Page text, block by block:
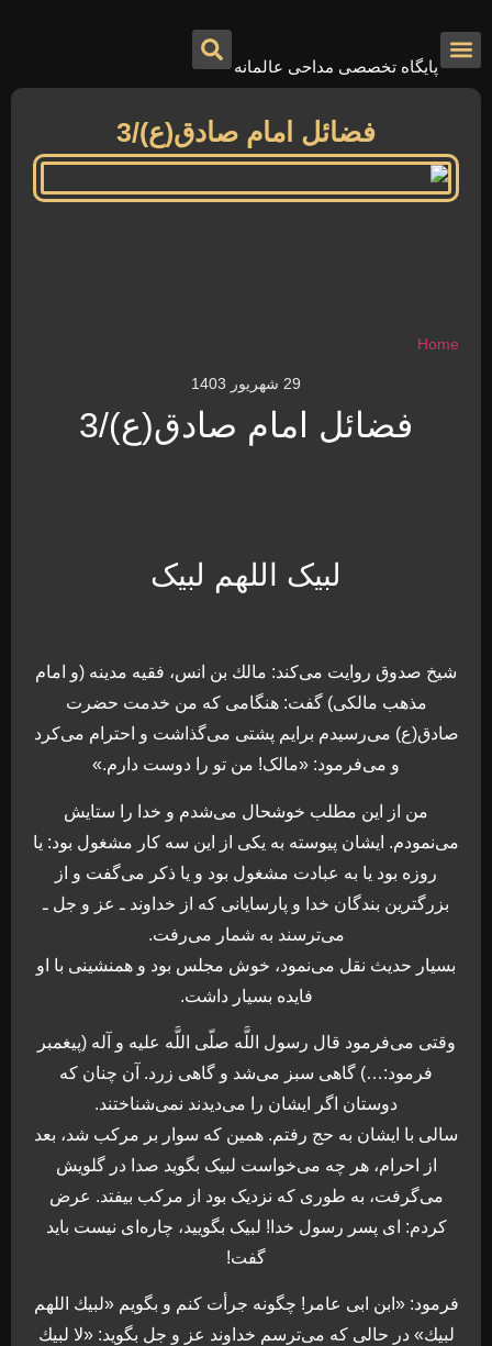
پایگاه تخصصی مداحی عالمانه
فضائل امام صادق(ع)/3
Home
29 شهریور 1403
فضائل امام صادق(ع)/3
لبیک اللهم لبیک
شیخ صدوق روایت می‌کند: مالك بن انس، فقيه مدينه (و امام
مذهب مالکی) گفت: هنگامی که من خدمت حضرت
صادق(ع) می‌رسيدم برايم پشتى می‌گذاشت و احترام می‌كرد
و می‌فرمود: «مالک! من تو را دوست دارم.»
من از اين مطلب خوشحال می‌شدم و خدا را ستايش
می‌نمودم. ایشان پيوسته به يكى از اين سه كار مشغول بود: يا
روزه بود يا به عبادت مشغول بود و يا ذكر می‌گفت و از
بزرگترين بندگان خدا و پارسايانى كه از خداوند ـ عز و جل ـ
می‌ترسند به شمار می‌رفت.
بسيار حدیث نقل می‌نمود، خوش مجلس بود و همنشينى با او
فایده بسیار داشت.
وقتى می‌فرمود قال رسول اللَّه صلّى اللَّه عليه و آله (پيغمبر
فرمود:…) گاهى سبز می‌شد و گاهى زرد. آن چنان كه
دوستان اگر ايشان را می‌ديدند نمی‌شناختند.
سالى با ايشان به حج رفتم. همين كه سوار بر مركب شد، بعد
از احرام، هر چه می‌خواست لبيک بگويد صدا در گلويش
می‌گرفت، به طورى كه نزديک بود از مركب بيفتد. عرض
كردم: ای پسر رسول خدا! لبيک بگویيد، چاره‏‌اى نيست بايد
گفت!
فرمود: «ابن ابى عامر! چگونه جرأت کنم و بگويم‏ «لبيك اللهم
لبيك» در حالی که می‌ترسم‏ خداوند عز و جل بگويد: «لا لبيك